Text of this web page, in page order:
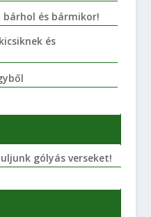
és bármikor!
és
gólyás verseket!